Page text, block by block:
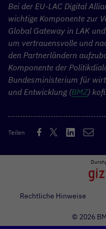
Bei der EU-LAC Digital
wichtige Komponente zur
Global Gateway in LAK
um vertrauensvolle und
den Partnerländern
Komponente der
Bundesministerium für
und Entwicklung (BMZ)
Teilen
Rechtliche Hinweise
© 2026